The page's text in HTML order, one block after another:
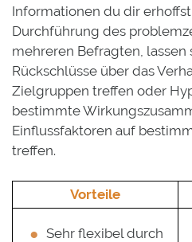
Informationen du dir
Durchführung des
mehreren Befragten, lassen
Rückschlüsse über das
Zielgruppen treffen oder
bestimmte
Einflussfaktoren auf
treffen.
Vorteile
Sehr flexibel durch